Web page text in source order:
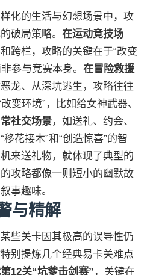
化的生活与幻想场景中，攻
破局策略。 在运动竞技场
跨栏，攻略的关键在于“改变
参与竞赛本身。 在冒险救援
龙、从深坑逃生，攻略往往
变环境”，比如给女神武器、
社交场景，如送礼、约会、
花接木”和“创造惊喜”的智
来送礼物，就体现了典型的
攻略都像一则短小的幽默故
事趣味。
与精解
些关卡因其极高的误导性仍
别提炼几个经典易卡关难点
12关“坑爹击剑赛” ，关键在